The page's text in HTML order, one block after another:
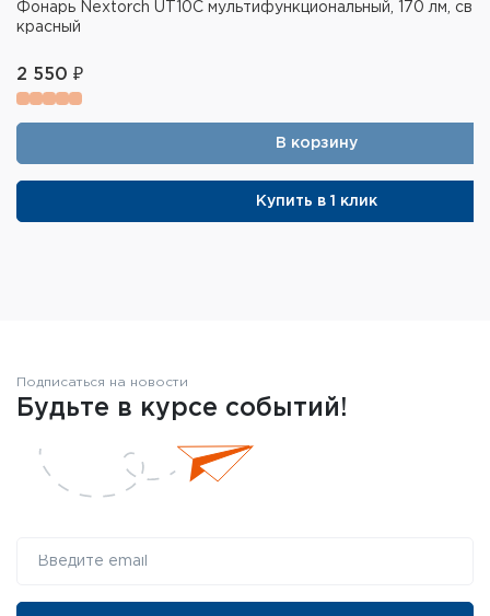
Фонарь Nextorch UT10C мультифункциональный, 170 лм,
красный
2 550 ₽
В корзину
Купить в 1 клик
Подписаться на новости
Будьте в курсе событий!